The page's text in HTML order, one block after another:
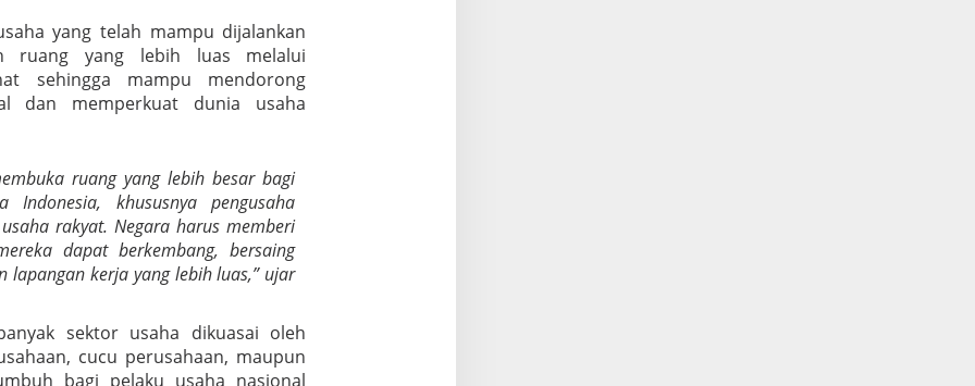
yang telah mampu dijalankan
ruang yang lebih luas melalui
sehingga mampu mendorong
dan memperkuat dunia usaha
ruang yang lebih besar bagi
Indonesia, khususnya pengusaha
rakyat. Negara harus memberi
dapat berkembang, bersaing
lapangan kerja yang lebih luas,” ujar
sektor usaha dikuasai oleh
cucu perusahaan, maupun
bagi pelaku usaha nasional